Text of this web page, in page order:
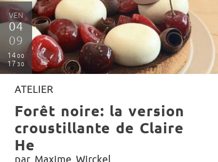
VEN
04
09
14 00
17 30
ATELIER
Forêt noire: la version
croustillante de Claire
He
par Maxime Wirckel